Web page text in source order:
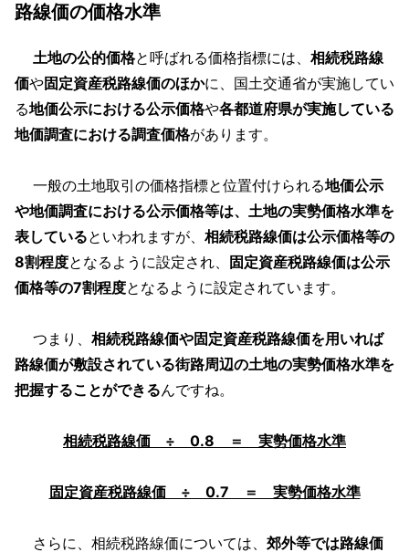
路線価の価格水準
土地の公的価格と呼ばれる価格指標には、 相続税路線
価や固定資産税路線価のほかに、国土交通省が実施してい
る地価公示における公示価格や各都道府県が実施している
地価調査における調査価格があります。
一般の土地取引の価格指標と位置付けられる地価公示
や地価調査における公示価格等は、土地の実勢価格水準を
表しているといわれますが、 相続税路線価は公示価格等の
8割程度となるように設定され、 固定資産税路線価は公示
価格等の7割程度となるように設定されています。
つまり、 相続税路線価や固定資産税路線価を用いれば
路線価が敷設されている街路周辺の土地の実勢価格水準を
把握することができるんですね。
相続税路線価 ÷ 0.8 ＝ 実勢価格水準
固定資産税路線価 ÷ 0.7 ＝ 実勢価格水準
さらに、相続税路線価については、 郊外等では路線価